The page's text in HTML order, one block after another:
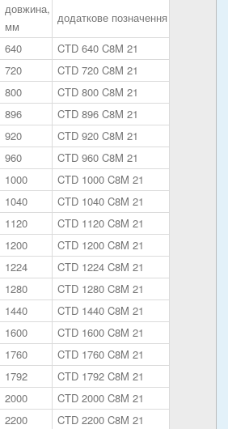
довжина,
мм
додаткове позначення
640
CTD 640 C8M 21
720
CTD 720 C8M 21
800
CTD 800 C8M 21
896
CTD 896 C8M 21
920
CTD 920 C8M 21
960
CTD 960 C8M 21
1000
CTD 1000 C8M 21
1040
CTD 1040 C8M 21
1120
CTD 1120 C8M 21
1200
CTD 1200 C8M 21
1224
CTD 1224 C8M 21
1280
CTD 1280 C8M 21
1440
CTD 1440 C8M 21
1600
CTD 1600 C8M 21
1760
CTD 1760 C8M 21
1792
CTD 1792 C8M 21
2000
CTD 2000 C8M 21
2200
CTD 2200 C8M 21